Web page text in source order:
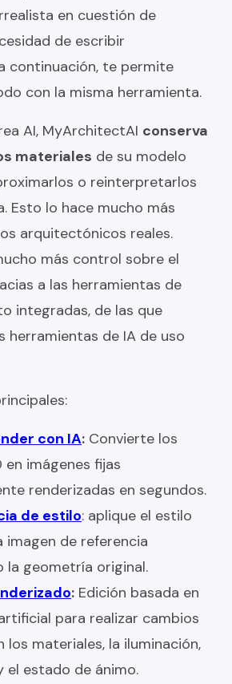
en cuestión de
de escribir
continuación, te permite
con la misma herramienta.
AI, MyArchitectAI conserva
materiales de su modelo
o reinterpretarlos
Esto lo hace mucho más
arquitectónicos reales.
más control sobre el
a las herramientas de
integradas, de las que
herramientas de IA de uso
con IA: Convierte los
en imágenes fijas
renderizadas en segundos.
de estilo: aplique el estilo
imagen de referencia
la geometría original.
: Edición basada en
para realizar cambios
los materiales, la iluminación,
el estado de ánimo.